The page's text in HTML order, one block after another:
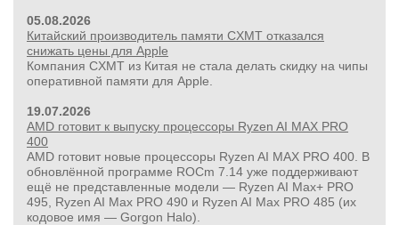
05.08.2026
Китайский производитель памяти CXMT отказался
снижать цены для Apple
Компания CXMT из Китая не стала делать скидку на чипы
оперативной памяти для Apple.
19.07.2026
AMD готовит к выпуску процессоры Ryzen AI MAX PRO
400
AMD готовит новые процессоры Ryzen AI MAX PRO 400. В
обновлённой программе ROCm 7.14 уже поддерживают
ещё не представленные модели — Ryzen AI Max+ PRO
495, Ryzen AI Max PRO 490 и Ryzen AI Max PRO 485 (их
кодовое имя — Gorgon Halo).